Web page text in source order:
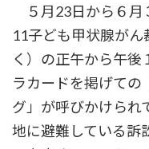
５月23日から６月
11子ども甲状腺が
く）の正午から午
ラカードを掲げての
グ」が呼びかけられ
地に避難している訴